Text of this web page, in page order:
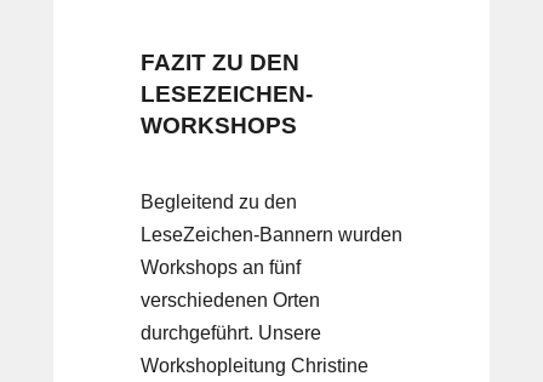
FAZIT ZU DEN
LESEZEICHEN-
WORKSHOPS
Begleitend zu den
LeseZeichen-Bannern wurden
Workshops an fünf
verschiedenen Orten
durchgeführt. Unsere
Workshopleitung Christine